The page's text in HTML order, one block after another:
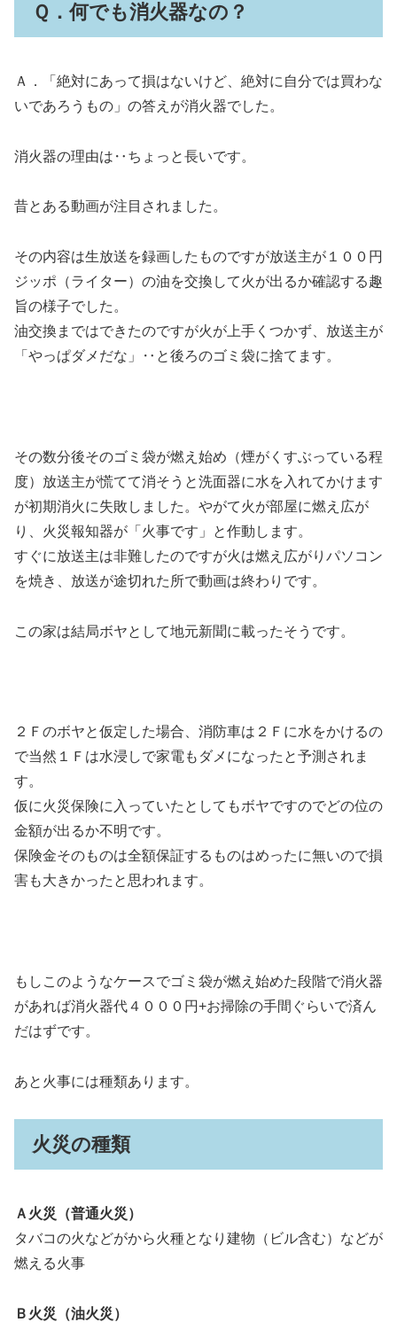
Ｑ．何でも消火器なの？
Ａ．「絶対にあって損はないけど、絶対に自分では買わな
いであろうもの」の答えが消火器でした。
消火器の理由は‥ちょっと長いです。
昔とある動画が注目されました。
その内容は生放送を録画したものですが放送主が１００円
ジッポ（ライター）の油を交換して火が出るか確認する趣
旨の様子でした。
油交換まではできたのですが火が上手くつかず、放送主が
「やっぱダメだな」‥と後ろのゴミ袋に捨てます。
その数分後そのゴミ袋が燃え始め（煙がくすぶっている程
度）放送主が慌てて消そうと洗面器に水を入れてかけます
が初期消火に失敗しました。やがて火が部屋に燃え広が
り、火災報知器が「火事です」と作動します。
すぐに放送主は非難したのですが火は燃え広がりパソコン
を焼き、放送が途切れた所で動画は終わりです。
この家は結局ボヤとして地元新聞に載ったそうです。
２Ｆのボヤと仮定した場合、消防車は２Ｆに水をかけるの
で当然１Ｆは水浸しで家電もダメになったと予測されま
す。
仮に火災保険に入っていたとしてもボヤですのでどの位の
金額が出るか不明です。
保険金そのものは全額保証するものはめったに無いので損
害も大きかったと思われます。
もしこのようなケースでゴミ袋が燃え始めた段階で消火器
があれば消火器代４０００円+お掃除の手間ぐらいで済ん
だはずです。
あと火事には種類あります。
火災の種類
Ａ火災（普通火災）
タバコの火などがから火種となり建物（ビル含む）などが
燃える火事
Ｂ火災（油火災）